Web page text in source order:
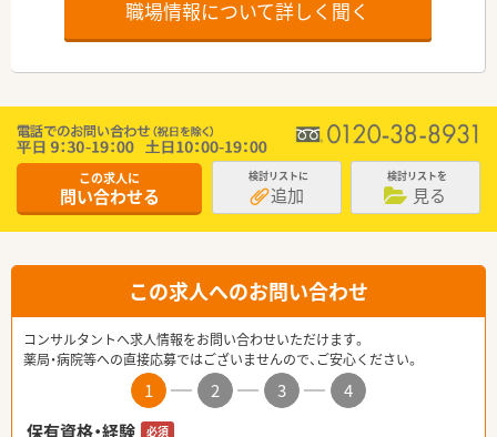
職場情報について詳しく聞く
この求人に
問い合わせる
検討リストに
追加
検討リストを
見る
この求人へのお問い合わせ
コンサルタントへ求人情報をお問い合わせいただけます。
薬局・病院等への直接応募ではございませんので、ご安心ください。
1 2 3
4
保有資格・経験
必須